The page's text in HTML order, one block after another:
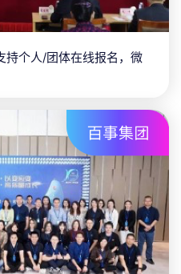
境内/境外嘉宾报名，管理
持个人/团体在线报名，微